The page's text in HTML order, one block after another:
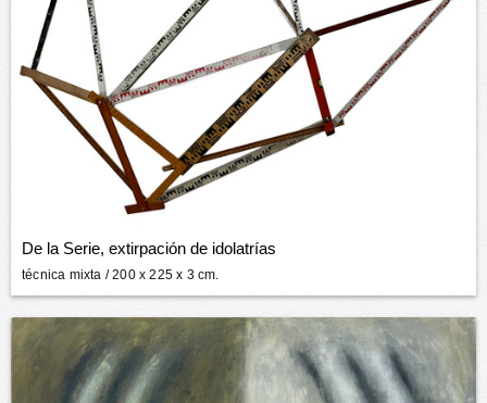
De la Serie, extirpación de idolatrías
técnica mixta / 200 x 225 x 3 cm.